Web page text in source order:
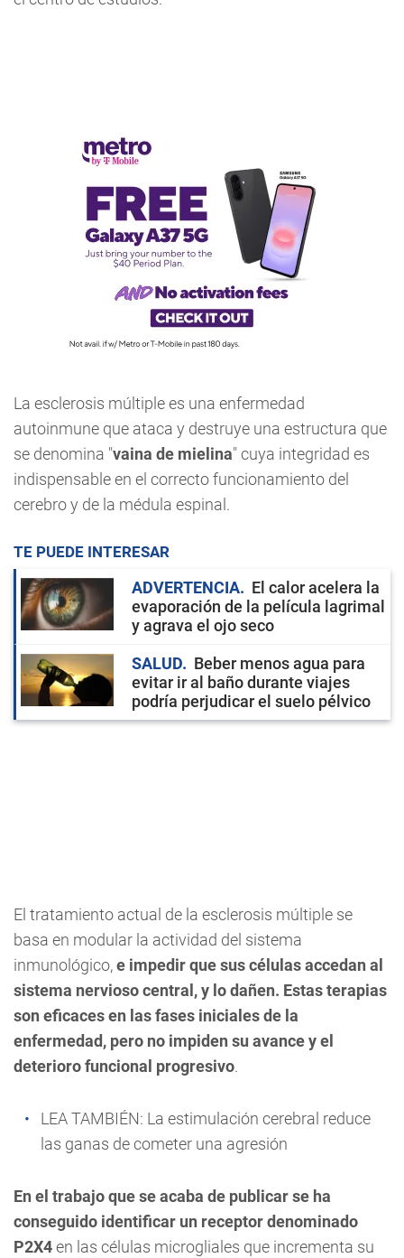
La esclerosis múltiple es una enfermedad
autoinmune que ataca y destruye una estructura que
se denomina "vaina de mielina" cuya integridad es
indispensable en el correcto funcionamiento del
cerebro y de la médula espinal.
TE PUEDE INTERESAR
ADVERTENCIA
El calor acelera la
evaporación de la película lagrimal
y agrava el ojo seco
SALUD
Beber menos agua para
evitar ir al baño durante viajes
podría perjudicar el suelo pélvico
El tratamiento actual de la esclerosis múltiple se
basa en modular la actividad del sistema
inmunológico,e impedir que sus células accedan al
sistema nervioso central, y lo dañen. Estas terapias
son eficaces en las fases iniciales de la
enfermedad, pero no impiden su avance y el
deterioro funcional progresivo.
LEA TAMBIÉN: La estimulación cerebral reduce
las ganas de cometer una agresión
En el trabajo que se acaba de publicar se ha
conseguido identificar un receptor denominado
P2X4en las células microgliales que incrementa su